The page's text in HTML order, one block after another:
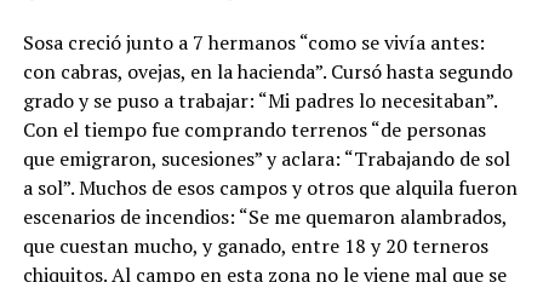
Sosa creció junto a 7 hermanos “como se vivía antes:
con cabras, ovejas, en la hacienda”. Cursó hasta segundo
grado y se puso a trabajar: “Mi padres lo necesitaban”.
Con el tiempo fue comprando terrenos “de personas
que emigraron, sucesiones” y aclara: “Trabajando de sol
a sol”. Muchos de esos campos y otros que alquila fueron
escenarios de incendios: “Se me quemaron alambrados,
que cuestan mucho, y ganado, entre 18 y 20 terneros
chiquitos. Al campo en esta zona no le viene mal que se